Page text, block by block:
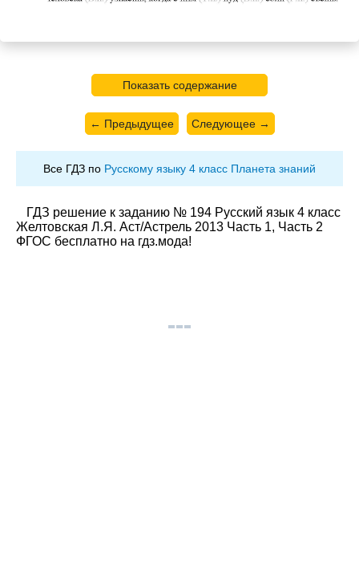
Показать содержание
← Предыдущее Следующее →
Все ГДЗ по Русскому языку 4 класс Планета знаний
ГДЗ решение к заданию № 194 Русский язык 4 класс
Желтовская Л.Я. Аст/Астрель 2013 Часть 1, Часть 2
ФГОС бесплатно на гдз.мода!